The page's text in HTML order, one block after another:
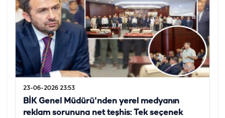
23-06-2026 23:53
BİK Genel Müdürü'nden yerel medyanın
reklam sorununa net teşhis: Tek seçenek